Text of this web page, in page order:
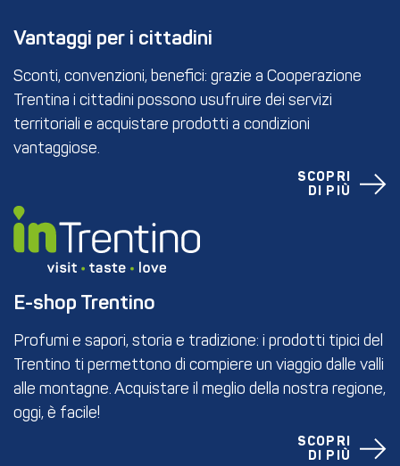
Vantaggi per i cittadini
Sconti, convenzioni, benefici: grazie a Cooperazione
Trentina i cittadini possono usufruire dei servizi
territoriali e acquistare prodotti a condizioni
vantaggiose.
SCOPRI
DI PIÙ
E-shop Trentino
Profumi e sapori, storia e tradizione: i prodotti tipici del
Trentino ti permettono di compiere un viaggio dalle valli
alle montagne. Acquistare il meglio della nostra regione,
oggi, è facile!
SCOPRI
DI PIÙ